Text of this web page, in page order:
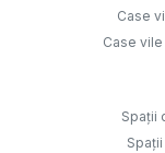
Case
Case
Spații